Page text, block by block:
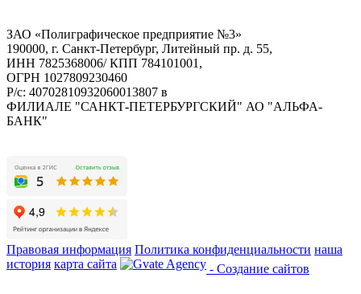
ЗАО «Полиграфическое предприятие №3»
190000, г. Санкт-Петербург, Литейный пр. д. 55,
ИНН 7825368006/ КПП 784101001,
ОГРН 1027809230460
Р/с: 40702810932060013807 в
ФИЛИАЛЕ "САНКТ-ПЕТЕРБУРГСКИЙ" АО "АЛЬФА-
БАНК"
Правовая информация Политика конфиденциальности наша
история карта сайта - Создание сайтов